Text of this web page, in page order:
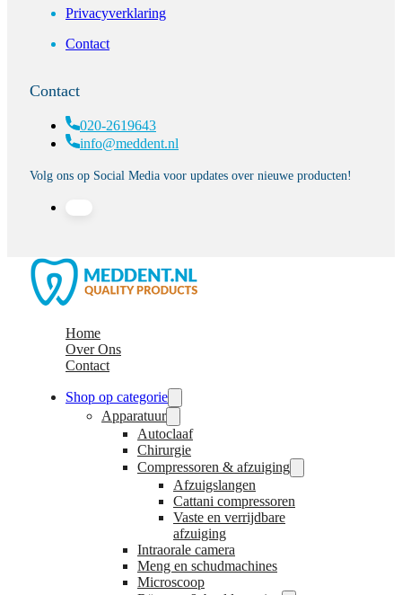
Privacyverklaring
Contact
Contact
020-2619643
info@meddent.nl
Volg ons op Social Media voor updates over nieuwe producten!
Home
Over Ons
Contact
Shop op categorie
Apparatuur
Autoclaaf
Chirurgie
Compressoren & afzuiging
Afzuigslangen
Cattani compressoren
Vaste en verrijdbare
afzuiging
Intraorale camera
Meng en schudmachines
Microscoop